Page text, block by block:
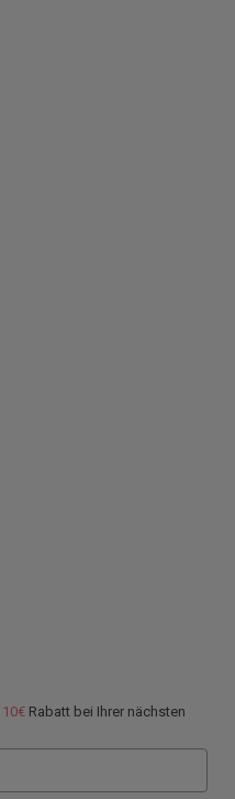
10€ Rabatt bei Ihrer nächsten